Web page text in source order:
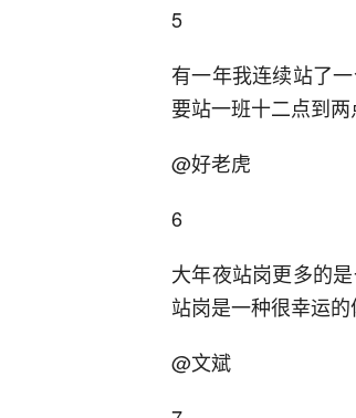
5
有一年我连续站了
要站一班十二点到
@好老虎
6
大年夜站岗更多的
站岗是一种很幸运的
@文斌